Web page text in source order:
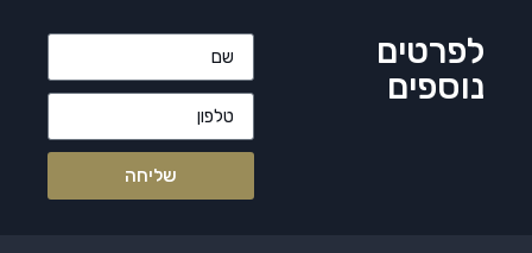
לפרטים
נוספים
שליחה